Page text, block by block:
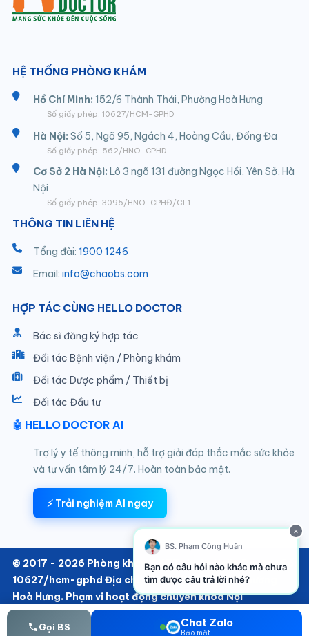
×
BS. Phạm Công Huân
Bạn có câu hỏi nào khác mà chưa
tìm được câu trả lời nhé?
HỆ THỐNG PHÒNG KHÁM
Hồ Chí Minh:152/6 Thành Thái, Phường Hoà Hưng
Số giấy phép: 10627/HCM-GPHD
Hà Nội:Số 5, Ngõ 95, Ngách 4, Hoàng Cầu, Đống Đa
Số giấy phép: 562/HNO-GPHD
Cơ Sở 2 Hà Nội:
Nội
Số giấy phép: 3095/HNO-GPHĐ/CL1
THÔNG TIN LIÊN HỆ
Tổng đài:
1900 1246
HỢP TÁC CÙNG HELLO DOCTOR
Bác sĩ đăng ký hợp tác
Đối tác Bệnh viện / Phòng khám
Đối tác Dược phẩm / Thiết bị
Đối tác Đầu tư
Trợ lý y tế thông minh, hỗ trợ giải đáp thắc mắc sức khỏe
và tư vấn tâm lý 24/7. Hoàn toàn bảo mật.
⚡ Trải nghiệm AI ngay
© 2017 - 2026 Phòng khám SKTT thuộc Hello Doctor Số:
10627/hcm-gphd Địa chỉ: 152/6 Thành Thái, Phường
Hoà Hưng. Phạm vi hoạt động chuyên khoa Nội
Gọi BS Chat Zalo
Bảo mật